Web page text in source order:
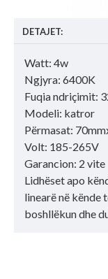
DETAJET:
Watt: 4w
Ngjyra: 6400K
Fuqia ndriçimit:
Modeli: katror
Përmasat:
Volt: 185-265V
Garancion: 2 vite
Lidhëset apo
linearë në kënde
boshllëkun dhe